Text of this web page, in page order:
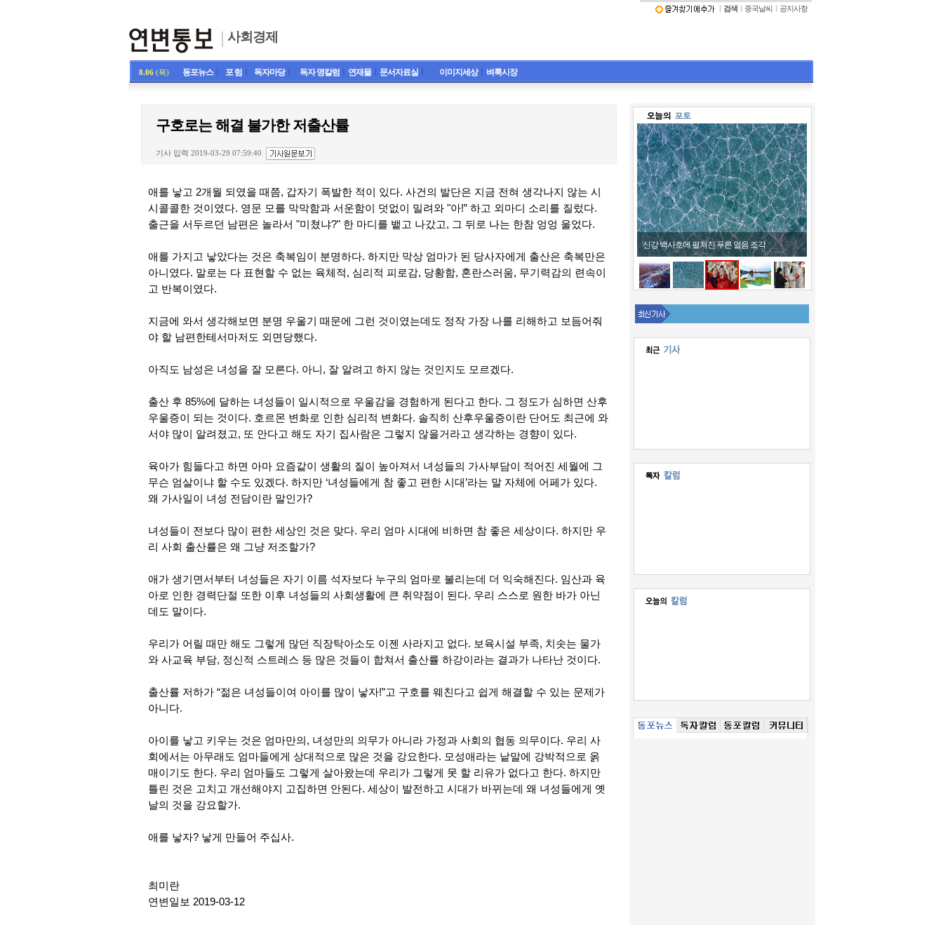
사회경제
검색 중국날씨 공지사항
8.06 (목) 동포뉴스ㅣ 포 럼 독자마당ㅣ 독자 명칼럼 연재물ㅣ 문서자료실 이미지세상ㅣ 벼룩시장
구호로는 해결 불가한 저출산률
기사 입력 2019-03-29 07:59:40
애를 낳고 2개월 되였을 때쯤, 갑자기 폭발한 적이 있다. 사건의 발단은 지금 전혀 생각나지 않는 시
시콜콜한 것이였다. 영문 모를 막막함과 서운함이 덧없이 밀려와 "아!” 하고 외마디 소리를 질렀다.
출근을 서두르던 남편은 놀라서 "미쳤냐?" 한 마디를 뱉고 나갔고, 그 뒤로 나는 한참 엉엉 울었다.
애를 가지고 낳았다는 것은 축복임이 분명하다. 하지만 막상 엄마가 된 당사자에게 출산은 축복만은
아니였다. 말로는 다 표현할 수 없는 육체적, 심리적 피로감, 당황함, 혼란스러움, 무기력감의 련속이
고 반복이였다.
지금에 와서 생각해보면 분명 우울기 때문에 그런 것이였는데도 정작 가장 나를 리해하고 보듬어줘
야 할 남편한테서마저도 외면당했다.
아직도 남성은 녀성을 잘 모른다. 아니, 잘 알려고 하지 않는 것인지도 모르겠다.
출산 후 85%에 달하는 녀성들이 일시적으로 우울감을 경험하게 된다고 한다. 그 정도가 심하면 산후
우울증이 되는 것이다. 호르몬 변화로 인한 심리적 변화다. 솔직히 산후우울증이란 단어도 최근에 와
서야 많이 알려졌고, 또 안다고 해도 자기 집사람은 그렇지 않을거라고 생각하는 경향이 있다.
육아가 힘들다고 하면 아마 요즘같이 생활의 질이 높아져서 녀성들의 가사부담이 적어진 세월에 그
무슨 엄살이냐 할 수도 있겠다. 하지만 ‘녀성들에게 참 좋고 편한 시대’라는 말 자체에 어페가 있다.
왜 가사일이 녀성 전담이란 말인가?
녀성들이 전보다 많이 편한 세상인 것은 맞다. 우리 엄마 시대에 비하면 참 좋은 세상이다. 하지만 우
리 사회 출산률은 왜 그냥 저조할가?
애가 생기면서부터 녀성들은 자기 이름 석자보다 누구의 엄마로 불리는데 더 익숙해진다. 임산과 육
아로 인한 경력단절 또한 이후 녀성들의 사회생활에 큰 취약점이 된다. 우리 스스로 원한 바가 아닌
데도 말이다.
우리가 어릴 때만 해도 그렇게 많던 직장탁아소도 이젠 사라지고 없다. 보육시설 부족, 치솟는 물가
와 사교육 부담, 정신적 스트레스 등 많은 것들이 합쳐서 출산률 하강이라는 결과가 나타난 것이다.
출산률 저하가 “젊은 녀성들이여 아이를 많이 낳자!”고 구호를 웨친다고 쉽게 해결할 수 있는 문제가
아니다.
아이를 낳고 키우는 것은 엄마만의, 녀성만의 의무가 아니라 가정과 사회의 협동 의무이다. 우리 사
회에서는 아무래도 엄마들에게 상대적으로 많은 것을 강요한다. 모성애라는 낱말에 강박적으로 옭
매이기도 한다. 우리 엄마들도 그렇게 살아왔는데 우리가 그렇게 못 할 리유가 없다고 한다. 하지만
틀린 것은 고치고 개선해야지 고집하면 안된다. 세상이 발전하고 시대가 바뀌는데 왜 녀성들에게 옛
날의 것을 강요할가.
애를 낳자? 낳게 만들어 주십사.
최미란
연변일보 2019-03-12
신강 백사호에 펼쳐진 푸른 얼음 조각